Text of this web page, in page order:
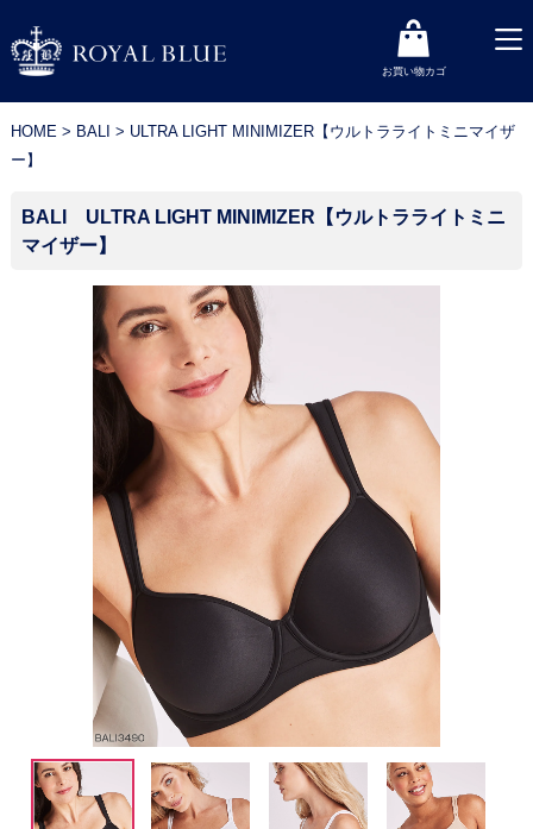
お買い物カゴ
お買い物カゴ
HOME> BALI > ULTRA LIGHT MINIMIZER【ウルトラライトミニマイザ
ー】
BALI ULTRA LIGHT MINIMIZER【ウルトラライトミニ
マイザー】